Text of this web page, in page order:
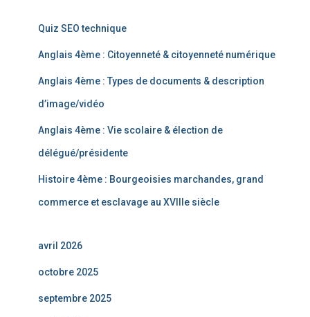
Quiz SEO technique
Anglais 4ème : Citoyenneté & citoyenneté numérique
Anglais 4ème : Types de documents & description
d’image/vidéo
Anglais 4ème : Vie scolaire & élection de
délégué/présidente
Histoire 4ème : Bourgeoisies marchandes, grand
commerce et esclavage au XVIIIe siècle
avril 2026
octobre 2025
septembre 2025